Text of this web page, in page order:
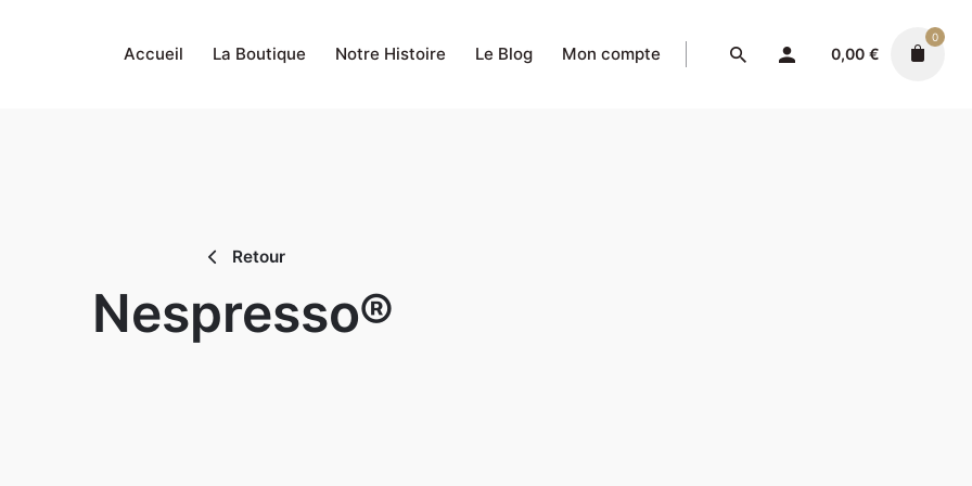
Accueil La Boutique Notre Histoire Le Blog Mon compte 0,00 €
0
Retour
Nespresso®